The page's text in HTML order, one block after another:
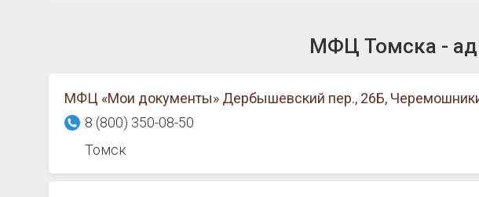
МФЦ Томска -
МФЦ «Мои документы» Дербышевский пер., 26Б,
8 (800) 350-08-50
Томск